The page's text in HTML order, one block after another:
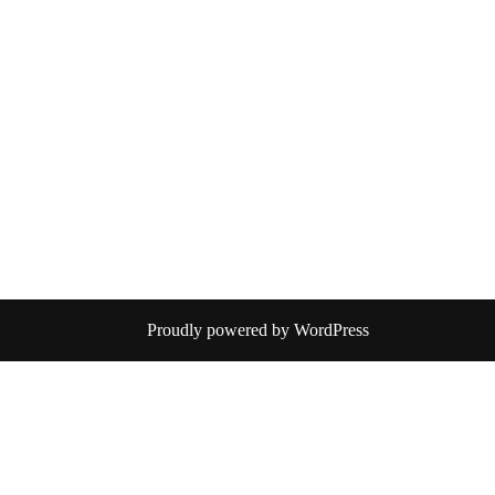
Proudly powered by WordPress